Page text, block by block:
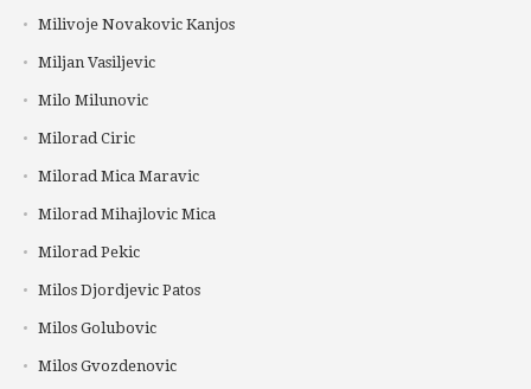
Milivoje Novakovic Kanjos
Miljan Vasiljevic
Milo Milunovic
Milorad Ciric
Milorad Mica Maravic
Milorad Mihajlovic Mica
Milorad Pekic
Milos Djordjevic Patos
Milos Golubovic
Milos Gvozdenovic